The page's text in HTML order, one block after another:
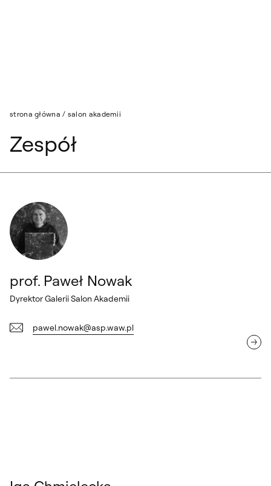
strona główna / salon akademii
Zespół
prof. Paweł Nowak
Dyrektor Galerii Salon Akademii
pawel.nowak@asp.waw.pl